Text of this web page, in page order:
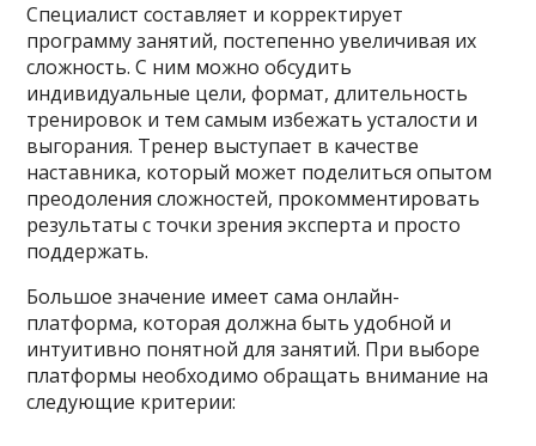
Специалист составляет и корректирует
программу занятий, постепенно увеличивая их
сложность. С ним можно обсудить
индивидуальные цели, формат, длительность
тренировок и тем самым избежать усталости и
выгорания. Тренер выступает в качестве
наставника, который может поделиться опытом
преодоления сложностей, прокомментировать
результаты с точки зрения эксперта и просто
поддержать.
Большое значение имеет сама онлайн-
платформа, которая должна быть удобной и
интуитивно понятной для занятий. При выборе
платформы необходимо обращать внимание на
следующие критерии: